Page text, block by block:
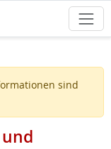
sind